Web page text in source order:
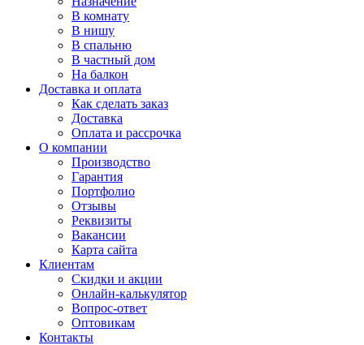
В комнату
В нишу
В спальню
В частный дом
На балкон
Доставка и оплата
Как сделать заказ
Доставка
Оплата и рассрочка
О компании
Производство
Гарантия
Портфолио
Отзывы
Реквизиты
Вакансии
Карта сайта
Клиентам
Скидки и акции
Онлайн-калькулятор
Вопрос-ответ
Оптовикам
Контакты